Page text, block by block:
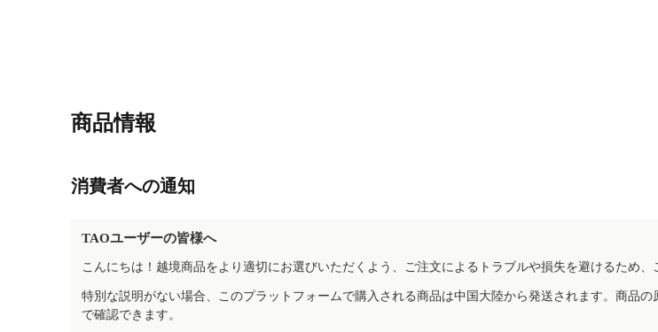
商品情報
消費者への通知
TAOユーザーの皆様へ
こんにちは！越境商品をより適切にお選びいただくよう、ご注文によるトラブルや損失を避けるため
特別な説明がない場合、このプラットフォームで購入される商品は中国大陸から発送されます。商品
で確認できます。